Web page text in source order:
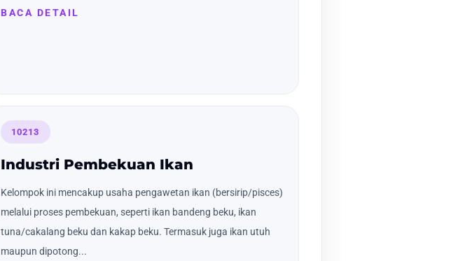
BACA DETAIL
10213
Industri Pembekuan Ikan
Kelompok ini mencakup usaha pengawetan ikan (bersirip/pisces)
melalui proses pembekuan, seperti ikan bandeng beku, ikan
tuna/cakalang beku dan kakap beku. Termasuk juga ikan utuh
maupun dipotong...